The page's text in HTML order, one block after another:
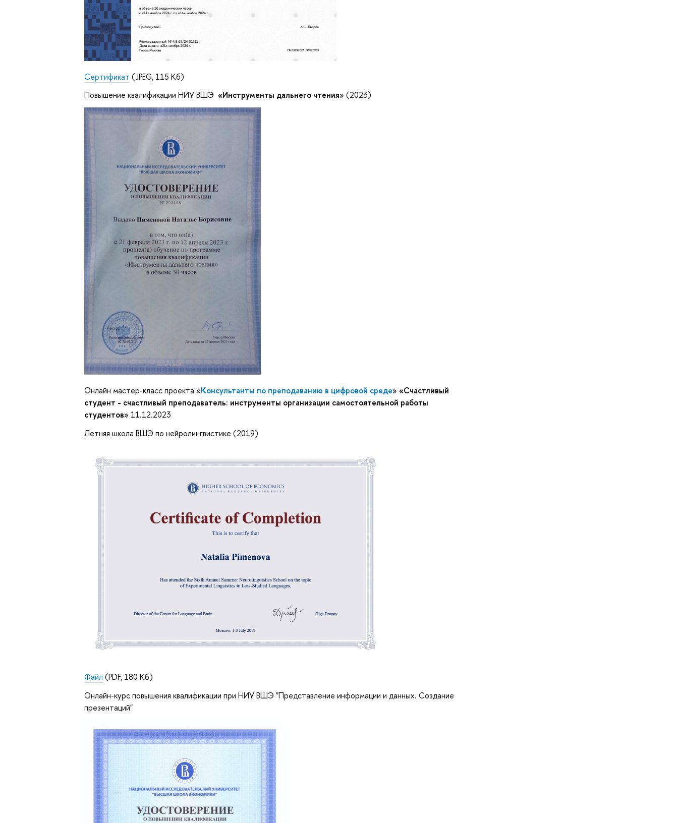
Сертификат (JPEG, 115 Кб)
Повышение квалификации НИУ ВШЭ«Инструменты дальнего чтения» (2023)
Онлайн мастер-класс проекта «Консультанты по преподаванию в цифровой среде»«Счастливый
студент - счастливый преподаватель: инструменты организации самостоятельной работы
студентов» 11.12.2023
Летняя школа ВШЭ по нейролингвистике (2019)
Файл (PDF, 180 Кб)
Онлайн-курс повышения квалификации при НИУ ВШЭ "Представление информации и данных. Создание
презентаций"